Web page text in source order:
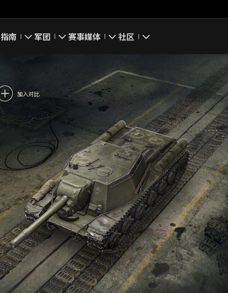
指南
高级用户
完整指南
经济系统
游戏规则
军团
领土战
军团评级
军团页面
赛事媒体
游戏壁纸
游戏音乐
你好，吾久
万圣节
《以战止战》
社区
我的资料
搜索玩家
官方自媒体
加入对比